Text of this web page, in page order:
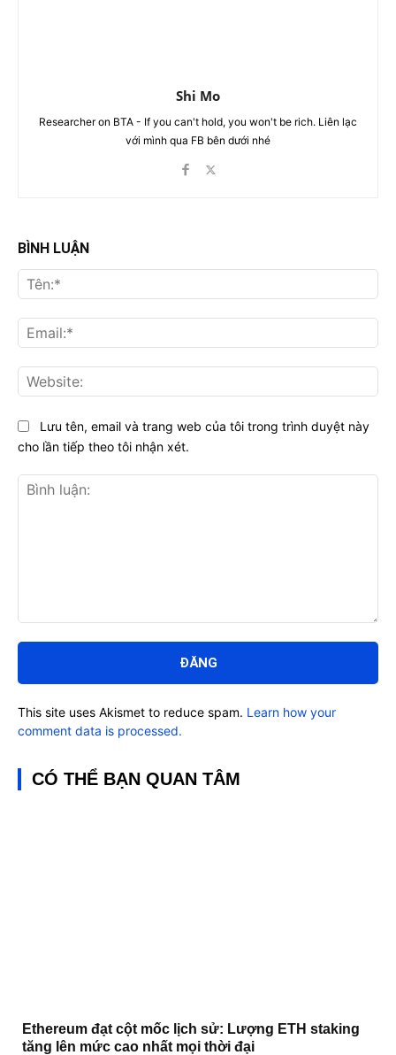
Shi Mo
Researcher on BTA - If you can't hold, you won't be rich. Liên lạc
với mình qua FB bên dưới nhé
BÌNH LUẬN
luận:
Lưu tên, email và trang web của tôi trong trình duyệt này
cho lần tiếp theo tôi nhận xét.
This site uses Akismet to reduce spam. Learn how your
comment data is processed.
CÓ THỂ BẠN QUAN TÂM
Ethereum đạt cột mốc lịch sử: Lượng ETH staking
tăng lên mức cao nhất mọi thời đại